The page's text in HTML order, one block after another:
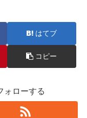
はてブ
コピー
ォローする